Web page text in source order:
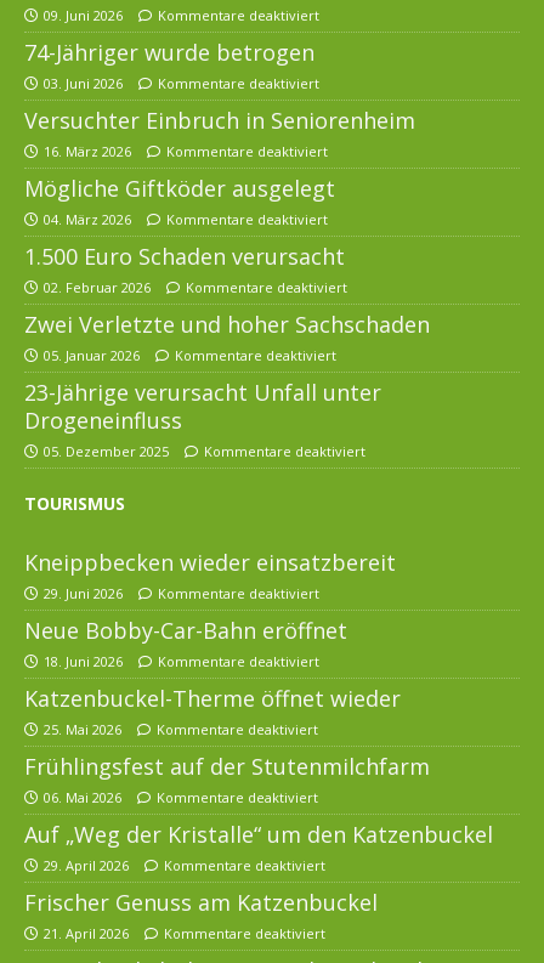
09. Juni 2026 Kommentare deaktiviert
74-Jähriger wurde betrogen
03. Juni 2026 Kommentare deaktiviert
Versuchter Einbruch in Seniorenheim
16. März 2026 Kommentare deaktiviert
Mögliche Giftköder ausgelegt
04. März 2026 Kommentare deaktiviert
1.500 Euro Schaden verursacht
02. Februar 2026 Kommentare deaktiviert
Zwei Verletzte und hoher Sachschaden
05. Januar 2026 Kommentare deaktiviert
23-Jährige verursacht Unfall unter
Drogeneinfluss
05. Dezember 2025 Kommentare deaktiviert
TOURISMUS
Kneippbecken wieder einsatzbereit
29. Juni 2026 Kommentare deaktiviert
Neue Bobby-Car-Bahn eröffnet
18. Juni 2026 Kommentare deaktiviert
Katzenbuckel-Therme öffnet wieder
25. Mai 2026 Kommentare deaktiviert
Frühlingsfest auf der Stutenmilchfarm
06. Mai 2026 Kommentare deaktiviert
Auf „Weg der Kristalle“ um den Katzenbuckel
29. April 2026 Kommentare deaktiviert
Frischer Genuss am Katzenbuckel
21. April 2026 Kommentare deaktiviert